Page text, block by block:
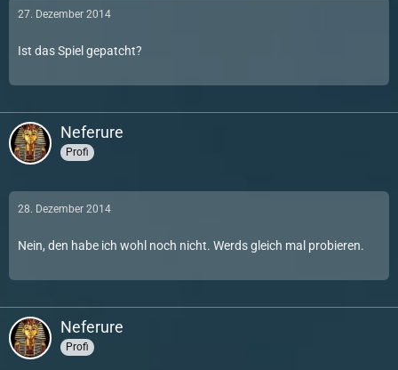
27. Dezember 2014
Ist das Spiel gepatcht?
Neferure
Profi
28. Dezember 2014
Nein, den habe ich wohl noch nicht. Werds gleich mal probieren.
Neferure
Profi